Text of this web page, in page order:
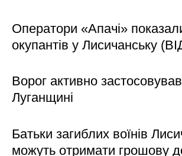
Оператори «Апачі»
окупантів у Лисичанську
Ворог активно
Луганщині
Батьки загиблих воїнів
можуть отримати грошову